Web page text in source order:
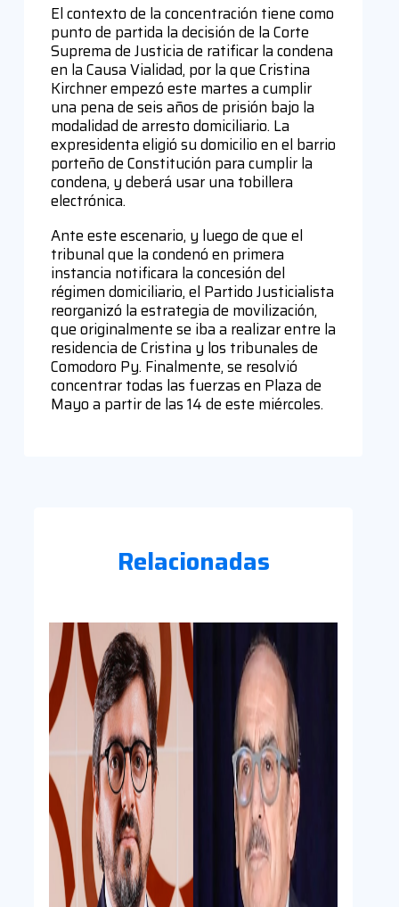
El contexto de la concentración tiene como
punto de partida la decisión de la Corte
Suprema de Justicia de ratificar la condena
en la Causa Vialidad, por la que Cristina
Kirchner empezó este martes a cumplir
una pena de seis años de prisión bajo la
modalidad de arresto domiciliario. La
expresidenta eligió su domicilio en el barrio
porteño de Constitución para cumplir la
condena, y deberá usar una tobillera
electrónica.
Ante este escenario, y luego de que el
tribunal que la condenó en primera
instancia notificara la concesión del
régimen domiciliario, el Partido Justicialista
reorganizó la estrategia de movilización,
que originalmente se iba a realizar entre la
residencia de Cristina y los tribunales de
Comodoro Py. Finalmente, se resolvió
concentrar todas las fuerzas en Plaza de
Mayo a partir de las 14 de este miércoles.
Relacionadas